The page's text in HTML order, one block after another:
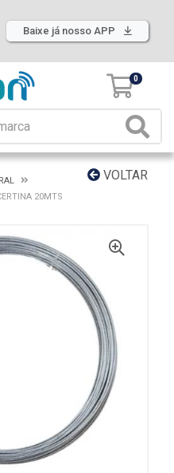
Baixe já nosso APP
0
VOLTAR
20MTS